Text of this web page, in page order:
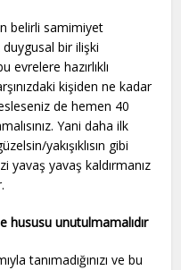
belirli samimiyet
bir ilişki
evrelere hazırlıklı
kişiden ne kadar
de hemen 40
Yani daha ilk
yakışıklısın gibi
yavaş yavaş kaldırmanız
hususu unutulmamalıdır
tanımadığınızı ve bu